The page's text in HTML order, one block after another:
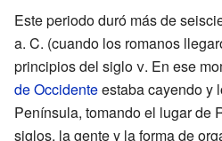
Este periodo duró más de
a. C. (cuando los romanos
principios del siglov. En ese
de Occidenteestaba cayendo y
Península, tomando el lugar de
siglos, la gente y la forma de